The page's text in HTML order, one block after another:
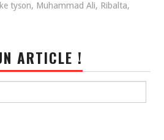
tyson, Muhammad Ali, Ribalta,
ARTICLE !